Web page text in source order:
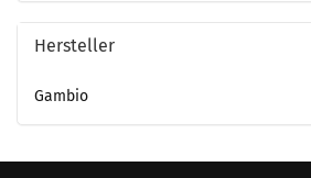
Hersteller
Gambio